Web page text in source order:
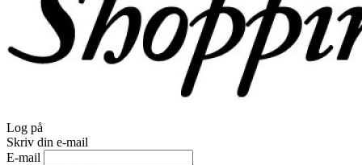
Log på
Skriv din e-mail
E-mail